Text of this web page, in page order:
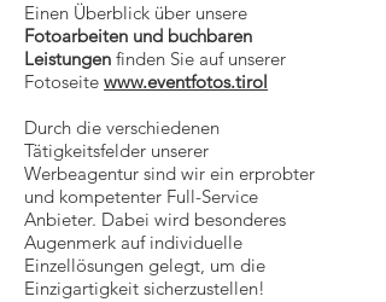
Einen Überblick über unsere
Fotoarbeiten und buchbaren
Leistungen finden Sie auf unserer
Fotoseite www.eventfotos.tirol
Durch die verschiedenen
Tätigkeitsfelder unserer
Werbeagentur sind wir ein erprobter
und kompetenter Full-Service
Anbieter. Dabei wird besonderes
Augenmerk auf individuelle
Einzellösungen gelegt, um die
Einzigartigkeit sicherzustellen!